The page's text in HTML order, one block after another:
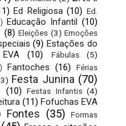
Ed Religiosa (10) Ed.
Educação Infantil (10)
(8) Eleições (3) Emoções
(9) Estações do
EVA (10) Fábulas (5)
Fantoches (16)
Férias
Festa Junina (70)
(10) Festas Infantis (4)
(11) Fofuchas EVA
Fontes (35)
Formas